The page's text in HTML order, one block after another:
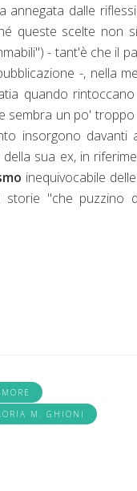
annegata dalle
queste scelte
- tant'è che il
-, nella
quando
sembra un po'
insorgono davanti
sua ex, in
inequivocabile
storie "che
M. GHIONI